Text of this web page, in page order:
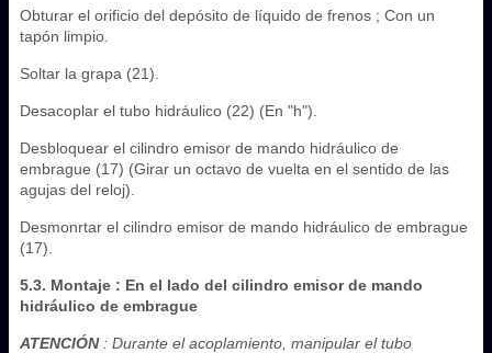
Obturar el orificio del depósito de líquido de frenos ; Con un
tapón limpio.
Soltar la grapa (21).
Desacoplar el tubo hidráulico (22) (En "h").
Desbloquear el cilindro emisor de mando hidráulico de
embrague (17) (Girar un octavo de vuelta en el sentido de las
agujas del reloj).
Desmonrtar el cilindro emisor de mando hidráulico de embrague
(17).
5.3. Montaje : En el lado del cilindro emisor de mando
hidráulico de embrague
ATENCIÓN: Durante el acoplamiento, manipular el tubo